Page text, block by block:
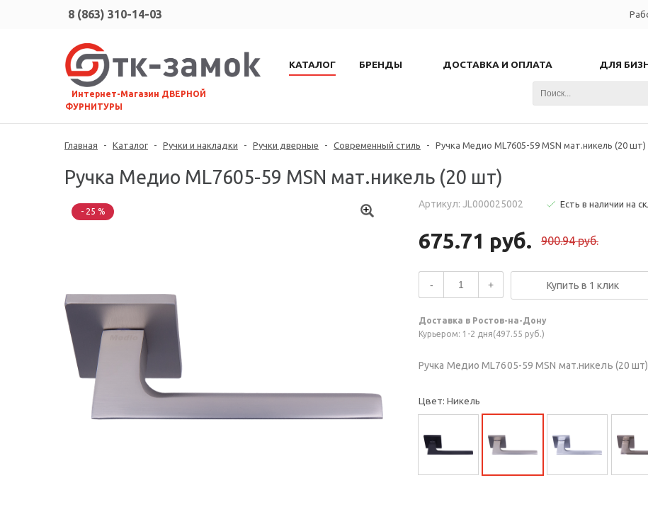
8 (863) 310-14-03
⠀Интернет-Магазин ДВЕРНОЙ
ФУРНИТУРЫ
КАТАЛОГ БРЕНДЫ ДОСТАВКА И ОПЛАТА ДЛЯ
Главная - Каталог - Ручки и накладки - Ручки дверные - Современный стиль - Ручка Медио ML7605-59 MSN мат.никель (20 шт)
Ручка Медио ML7605-59 MSN мат.никель (20 шт)
- 25 %
Артикул: JL000025002 Есть в наличии на
675.71 руб. 900.94 руб.
- + Купить в 1 клик
Доставка в Ростов-на-Дону
Курьером: 1-2 дня(497.55 руб.)
Ручка Медио ML7605-59 MSN мат.никель (20 шт)
Цвет: Никель